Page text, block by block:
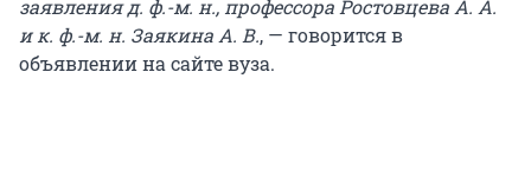
заявления д. ф.-м. н., профессора Ростовцева А. А.
и к. ф.-м. н. Заякина А. В., — говорится в
объявлении на сайте вуза.